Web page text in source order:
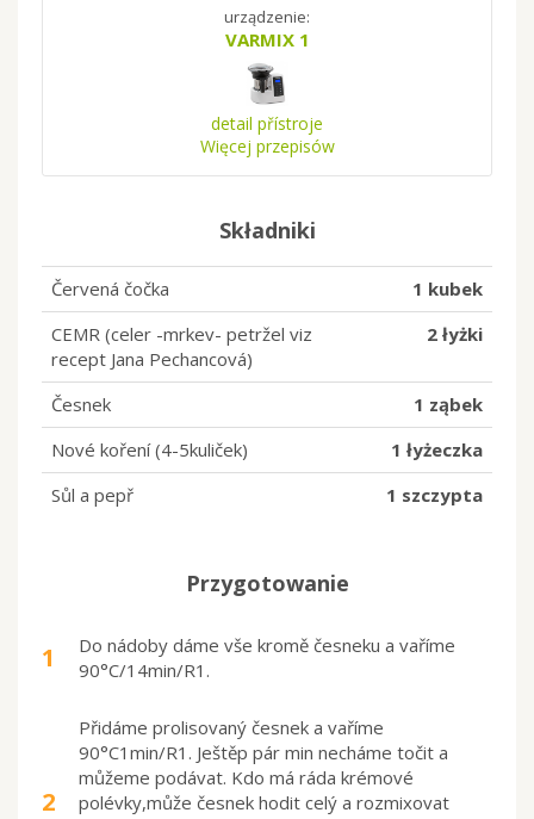
urządzenie:
VARMIX 1
detail přístroje
Więcej przepisów
Składniki
Červená čočka
1 kubek
CEMR (celer -mrkev- petržel viz
recept Jana Pechancová)
2 łyżki
Česnek
1 ząbek
Nové koření (4-5kuliček)
1 łyżeczka
Sůl a pepř
1 szczypta
Przygotowanie
1
Do nádoby dáme vše kromě česneku a vaříme
90°C/14min/R1.
2
Přidáme prolisovaný česnek a vaříme
90°C1min/R1. Ještěp pár min necháme točit a
můžeme podávat. Kdo má ráda krémové
polévky,může česnek hodit celý a rozmixovat